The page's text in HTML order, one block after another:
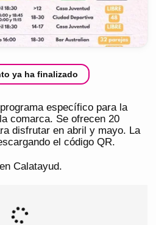
ya ha finalizado
específico para la
comarca. Se ofrecen 20
disfrutar en abril y mayo. La
el código QR.
Calatayud.